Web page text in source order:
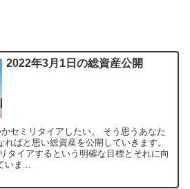
2022年3月1日の総資産公開
セミリタイアしたい。 そう思うあなた
ばと思い総資産を公開していきます。
タイアするという明確な目標とそれに向
ま...